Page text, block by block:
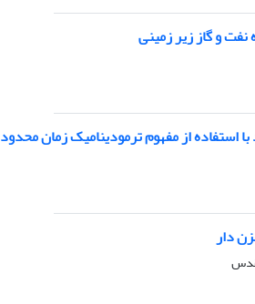
و گاز زیر زمینی
استفاده از مفهوم ترمودینامیک زمان محدود
دار